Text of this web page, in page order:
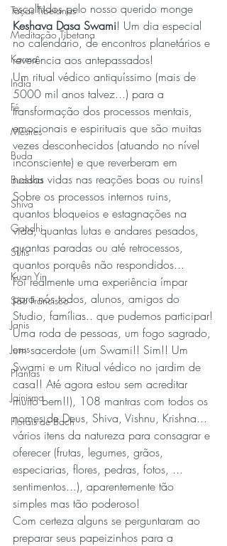
Taças Tibetanas
Meditação Tibetana
Karma
India
Fé
Mestres
Buda
Buddha
Shiva
Gandhi
Sufis
Kuan Yin
São Francisco
Janis
Jesus
Plantas
Jainismo
Florais de Bach
escolhidos pelo nosso querido monge
Keshava Dasa Swami! Um dia especial
no calendário, de encontros planetários e
reverência aos antepassados!
Um ritual védico antiquíssimo (mais de
5000 mil anos talvez...) para a
transformação dos processos mentais,
emocionais e espirituais que são muitas
vezes desconhecidos (atuando no nível
inconsciente) e que reverberam em
nossas vidas nas reações boas ou ruins!
Sobre os processos internos ruins,
quantos bloqueios e estagnações na
vida, quantas lutas e andares pesados,
quantas paradas ou até retrocessos,
quantos porquês não respondidos...
Foi realmente uma experiência ímpar
para nós todos, alunos, amigos do
Studio, famílias.. que pudemos participar!
Uma roda de pessoas, um fogo sagrado,
um sacerdote (um Swami!! Sim!! Um
Swami e um Ritual védico no jardim de
casa!! Até agora estou sem acreditar
muito bem!!), 108 mantras com todos os
nomes de Deus, Shiva, Vishnu, Krishna...
vários itens da natureza para consagrar e
oferecer (frutas, legumes, grãos,
especiarias, flores, pedras, fotos, ...
sentimentos...), aparentemente tão
simples mas tão poderoso!
Com certeza alguns se perguntaram ao
preparar seus papeizinhos para a